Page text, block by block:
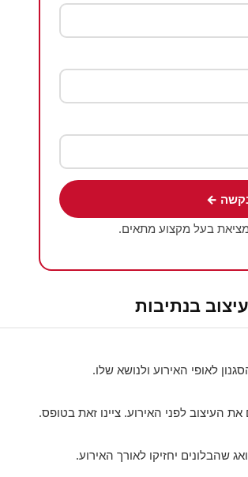
←
בעל מקצוע מתאים.
בנתיבות
לאופי האירוע ולנושא שלו.
העיצוב לפני האירוע. ציינו זאת בטופס.
שהבלונים יחזיקו לאורך האירוע.